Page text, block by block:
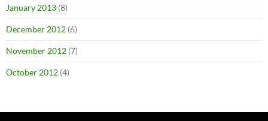
January 2013 (8)
December 2012 (6)
November 2012 (7)
October 2012 (4)